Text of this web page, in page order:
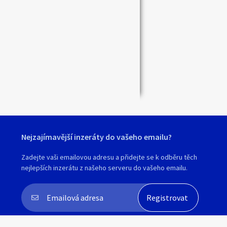
Nejzajímavější inzeráty do vašeho emailu?
Zadejte vaši emailovou adresu a přidejte se k odběru těch
nejlepších inzerátu z našeho serveru do vašeho emailu.